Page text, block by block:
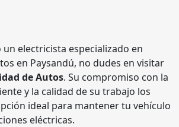
un electricista especializado en
en Paysandú, no dudes en visitar
de Autos. Su compromiso con la
y la calidad de su trabajo los
ideal para mantener tu vehículo
eléctricas.